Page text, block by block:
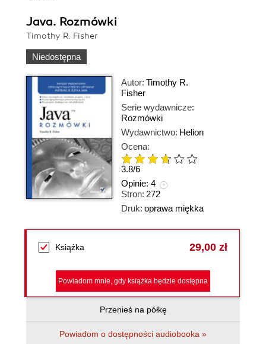
Java. Rozmówki
Timothy R. Fisher
Niedostępna
Autor: Timothy R.
Fisher
Serie wydawnicze:
Rozmówki
Wydawnictwo: Helion
Ocena:
3.8/6
Opinie: 4
Stron: 272
Druk: oprawa miękka
Książka 29,00 zł
Powiadom mnie, gdy książka będzie dostępna
Przenieś na półkę
Powiadom o dostępności audiobooka »